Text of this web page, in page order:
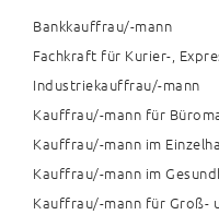
Bankkauffrau/-mann
Fachkraft für Kurier-,
Industriekauffrau/-mann
Kauffrau/-mann für
Kauffrau/-mann im
Kauffrau/-mann im
Kauffrau/-mann für Groß-